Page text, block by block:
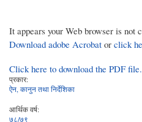
It appears your Web browser is not
Download adobe Acrobat or click
Click here to download the PDF file.
प्रकार:
ऐन, कानुन तथा निर्देशिका
आर्थिक वर्ष:
७८/७९